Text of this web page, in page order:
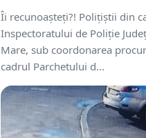
Îi recunoașteți?! Polițiștii din
Inspectoratului de Poliție
Mare, sub coordonarea
cadrul Parchetului d...